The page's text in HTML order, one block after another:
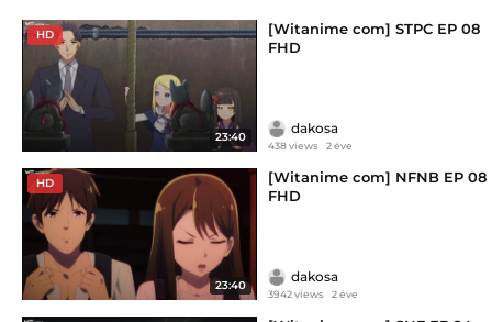
HD
23:40
[Witanime com] STPC EP 08
FHD
dakosa
438 views 2 éve
HD
23:40
[Witanime com] NFNB EP 08
FHD
dakosa
3942 views 2 éve